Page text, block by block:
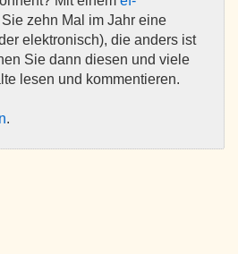
zehn Mal im Jahr eine
elektronisch), die anders ist
Sie dann diesen und viele
lesen und kommentieren.
.